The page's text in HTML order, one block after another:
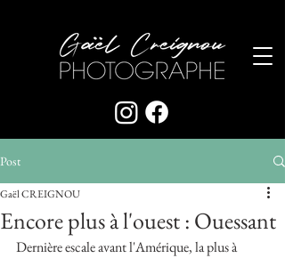
Post
Encore plus à l'ouest : Ouessant
Gaël CREIGNOU
Dernière escale avant l'Amérique, la plus à